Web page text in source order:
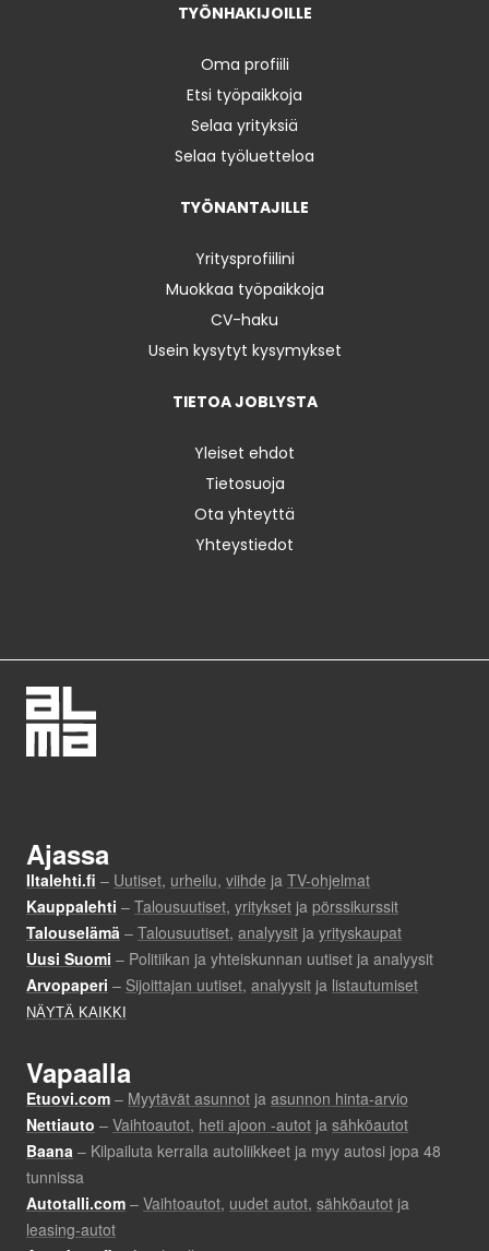
TYÖNHAKIJOILLE
Oma profiili
Etsi työpaikkoja
Selaa yrityksiä
Selaa työluetteloa
TYÖNANTAJILLE
Yritysprofiilini
Muokkaa työpaikkoja
CV-haku
Usein kysytyt kysymykset
TIETOA JOBLYSTA
Yleiset ehdot
Tietosuoja
Ota yhteyttä
Yhteystiedot